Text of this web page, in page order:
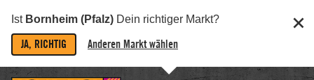
Ist Bornheim (Pfalz) Dein richtiger Markt?
JA, RICHTIG Anderen Markt wählen